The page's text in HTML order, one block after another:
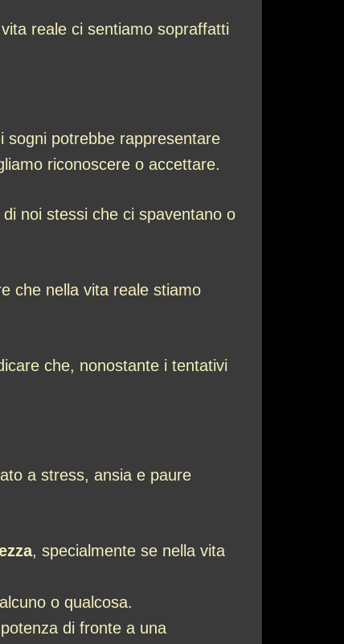
reale ci sentiamo sopraffatti
sogni potrebbe rappresentare
riconoscere o accettare.
noi stessi che ci spaventano o
che nella vita reale stiamo
che, nonostante i tentativi
a stress, ansia e paure
, specialmente se nella vita
o qualcosa.
di fronte a una